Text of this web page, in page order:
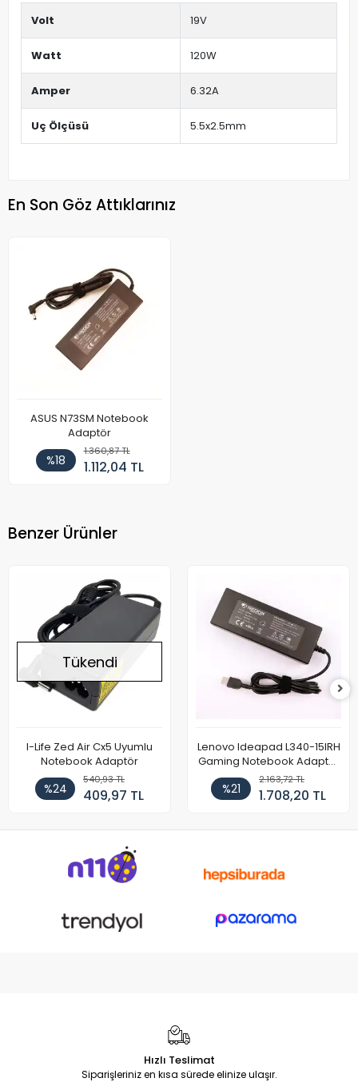
Volt 19V
Watt 120W
Amper 6.32A
Uç Ölçüsü 5.5x2.5mm
En Son Göz Attıklarınız
ASUS N73SM Notebook
Adaptör
%18
1.360,87 TL
1.112,04 TL
Benzer Ürünler
Tükendi
I-Life Zed Air Cx5 Uyumlu
Notebook Adaptör
%24
540,93 TL
409,97 TL
Lenovo Ideapad L340-15IRH
Gaming Notebook Adaptör
Cihazı Şarj Aleti (150W)
%21
2.163,72 TL
1.708,20 TL
Hızlı Teslimat
Siparişleriniz en kısa sürede elinize ulaşır.